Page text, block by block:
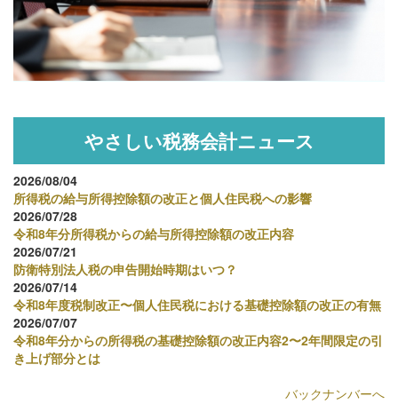
やさしい税務会計ニュース
2026/08/04
所得税の給与所得控除額の改正と個人住民税への影響
2026/07/28
令和8年分所得税からの給与所得控除額の改正内容
2026/07/21
防衛特別法人税の申告開始時期はいつ？
2026/07/14
令和8年度税制改正〜個人住民税における基礎控除額の改正の有無
2026/07/07
令和8年分からの所得税の基礎控除額の改正内容2〜2年間限定の引
き上げ部分とは
バックナンバーへ